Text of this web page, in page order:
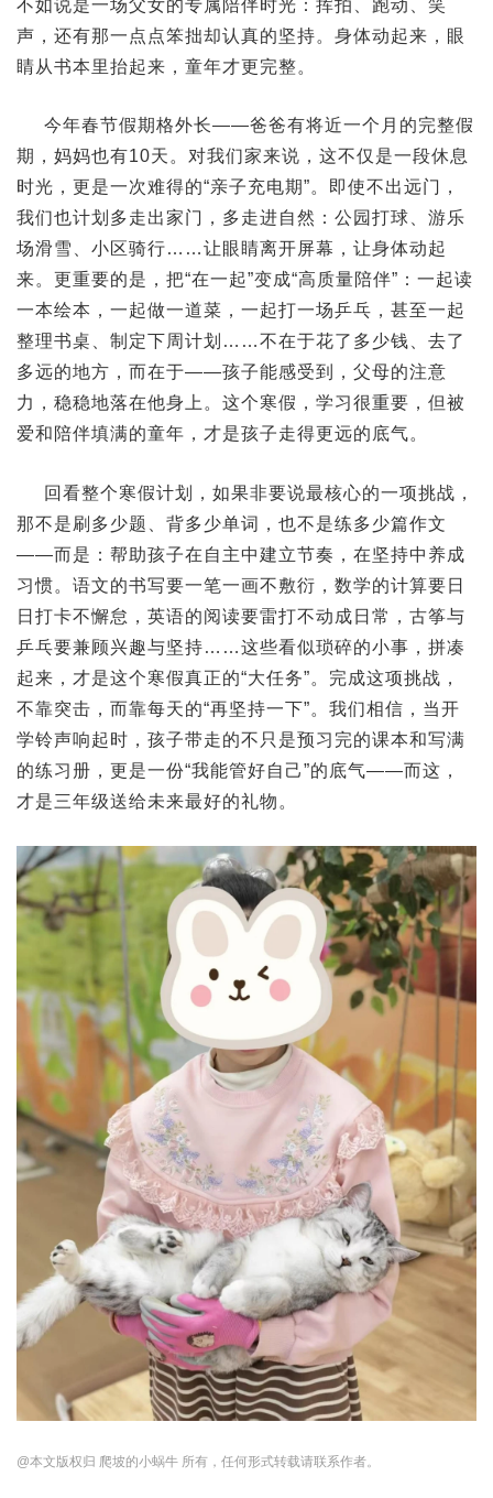
不如说是一场父女的专属陪伴时光：挥拍、跑动、笑
声，还有那一点点笨拙却认真的坚持。身体动起来，眼
睛从书本里抬起来，童年才更完整。
今年春节假期格外长——爸爸有将近一个月的完整假
期，妈妈也有10天。对我们家来说，这不仅是一段休息
时光，更是一次难得的“亲子充电期”。即使不出远门，
我们也计划多走出家门，多走进自然：公园打球、游乐
场滑雪、小区骑行……让眼睛离开屏幕，让身体动起
来。更重要的是，把“在一起”变成“高质量陪伴”：一起读
一本绘本，一起做一道菜，一起打一场乒乓，甚至一起
整理书桌、制定下周计划……不在于花了多少钱、去了
多远的地方，而在于——孩子能感受到，父母的注意
力，稳稳地落在他身上。这个寒假，学习很重要，但被
爱和陪伴填满的童年，才是孩子走得更远的底气。
回看整个寒假计划，如果非要说最核心的一项挑战，
那不是刷多少题、背多少单词，也不是练多少篇作文
——而是：帮助孩子在自主中建立节奏，在坚持中养成
习惯。语文的书写要一笔一画不敷衍，数学的计算要日
日打卡不懈怠，英语的阅读要雷打不动成日常，古筝与
乒乓要兼顾兴趣与坚持……这些看似琐碎的小事，拼凑
起来，才是这个寒假真正的“大任务”。完成这项挑战，
不靠突击，而靠每天的“再坚持一下”。我们相信，当开
学铃声响起时，孩子带走的不只是预习完的课本和写满
的练习册，更是一份“我能管好自己”的底气——而这，
才是三年级送给未来最好的礼物。
@本文版权归 爬坡的小蜗牛 所有，任何形式转载请联系作者。